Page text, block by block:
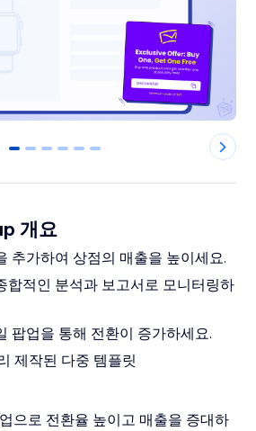
0 1 2 3 4 5
개요
추가하여 상점의 매출을 높이세요.
합적인 분석과 보고서로 모니터링하
팝업을 통해 전환이 증가하세요.
제작된 다중 템플릿
으로 전환율 높이고 매출을 증대하